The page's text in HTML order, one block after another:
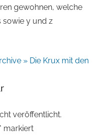
gewohnen, welche
sowie y und z
» Die Krux mit den
veröffentlicht.
* markiert